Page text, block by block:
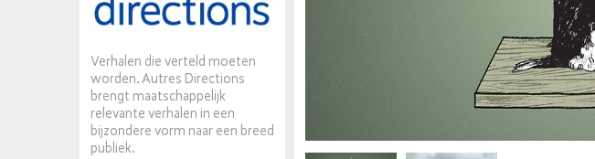
Verhalen die verteld moeten
worden. Autres Directions
brengt maatschappelijk
relevante verhalen in een
bijzondere vorm naar een breed
publiek.